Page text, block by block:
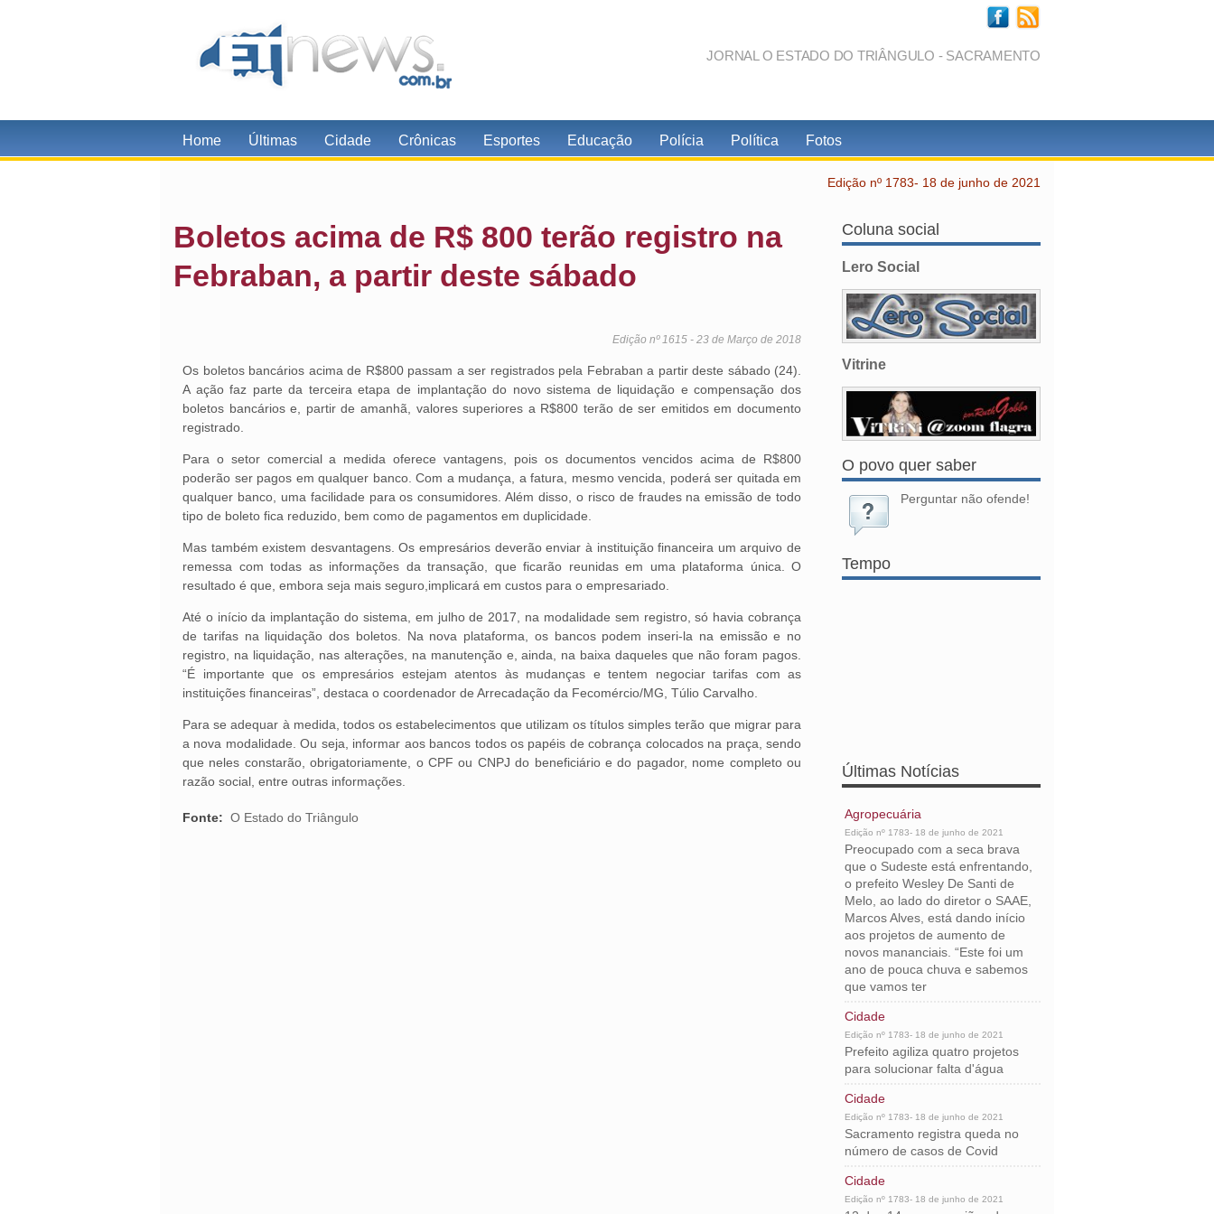
JORNAL O ESTADO DO TRIÂNGULO - SACRAMENTO
Home Últimas Cidade Crônicas Esportes Educação Polícia Política Fotos
Edição nº 1783- 18 de junho de 2021
Boletos acima de R$ 800 terão registro na
Febraban, a partir deste sábado
Edição nº 1615 - 23 de Março de 2018
Os boletos bancários acima de R$800 passam a ser registrados pela Febraban a partir deste sábado (24).
A ação faz parte da terceira etapa de implantação do novo sistema de liquidação e compensação dos
boletos bancários e, partir de amanhã, valores superiores a R$800 terão de ser emitidos em documento
registrado.
Para o setor comercial a medida oferece vantagens, pois os documentos vencidos acima de R$800
poderão ser pagos em qualquer banco. Com a mudança, a fatura, mesmo vencida, poderá ser quitada em
qualquer banco, uma facilidade para os consumidores. Além disso, o risco de fraudes na emissão de todo
tipo de boleto fica reduzido, bem como de pagamentos em duplicidade.
Mas também existem desvantagens. Os empresários deverão enviar à instituição financeira um arquivo de
remessa com todas as informações da transação, que ficarão reunidas em uma plataforma única. O
resultado é que, embora seja mais seguro,implicará em custos para o empresariado.
Até o início da implantação do sistema, em julho de 2017, na modalidade sem registro, só havia cobrança
de tarifas na liquidação dos boletos. Na nova plataforma, os bancos podem inseri-la na emissão e no
registro, na liquidação, nas alterações, na manutenção e, ainda, na baixa daqueles que não foram pagos.
“É importante que os empresários estejam atentos às mudanças e tentem negociar tarifas com as
instituições financeiras”, destaca o coordenador de Arrecadação da Fecomércio/MG, Túlio Carvalho.
Para se adequar à medida, todos os estabelecimentos que utilizam os títulos simples terão que migrar para
a nova modalidade. Ou seja, informar aos bancos todos os papéis de cobrança colocados na praça, sendo
que neles constarão, obrigatoriamente, o CPF ou CNPJ do beneficiário e do pagador, nome completo ou
razão social, entre outras informações.
Fonte: O Estado do Triângulo
Coluna social
Lero Social
Vitrine
O povo quer saber
Perguntar não ofende!
Tempo
Últimas Notícias
Agropecuária
Edição nº 1783- 18 de junho de 2021
Preocupado com a seca brava
que o Sudeste está enfrentando,
o prefeito Wesley De Santi de
Melo, ao lado do diretor o SAAE,
Marcos Alves, está dando início
aos projetos de aumento de
novos mananciais. “Este foi um
ano de pouca chuva e sabemos
que vamos ter
Cidade
Edição nº 1783- 18 de junho de 2021
Prefeito agiliza quatro projetos
para solucionar falta d'água
Cidade
Edição nº 1783- 18 de junho de 2021
Sacramento registra queda no
número de casos de Covid
Cidade
Edição nº 1783- 18 de junho de 2021